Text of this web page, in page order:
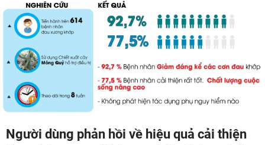
Người dùng phản hồi về hiệu quả cải thiện